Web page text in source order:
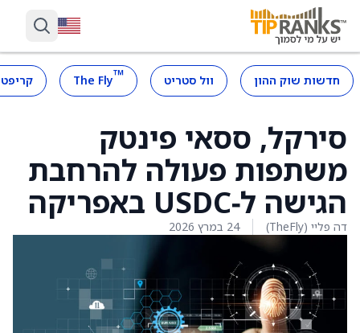
חדשות שוק ההון וול סטריט ™
The Fly
סירקל, ססאי פינטק
משתפות פעולה להרחבת
הגישה ל‑USDC באפריקה
דה פליי (TheFly) 24 במרץ 2026